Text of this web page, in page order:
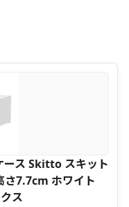
ース Skitto スキット
7.7cm ホワイト
ス